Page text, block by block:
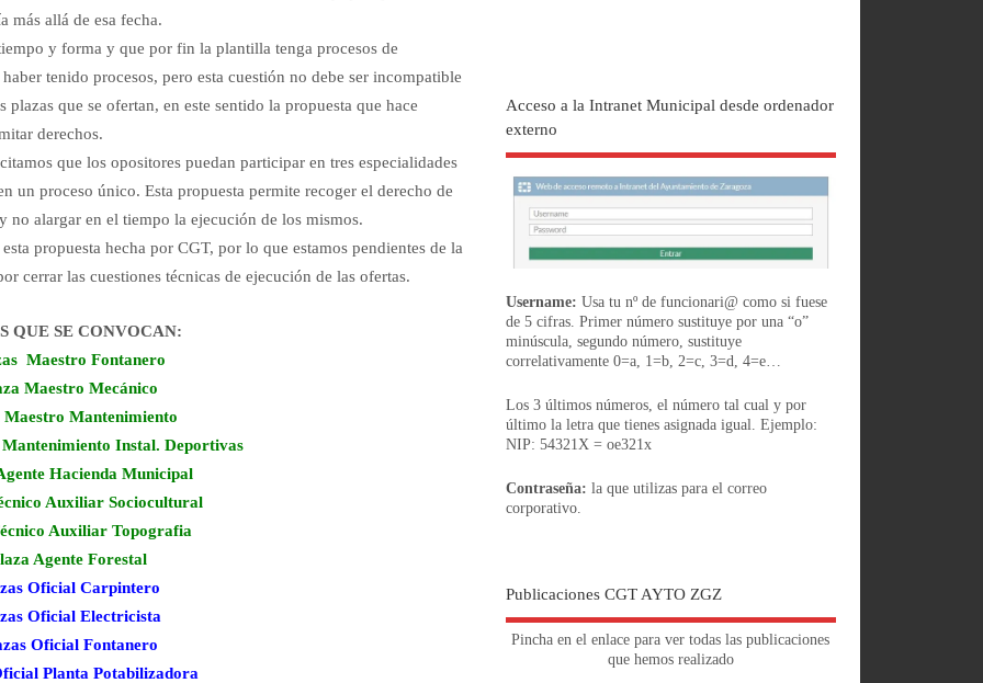
más allá de esa fecha.
y forma y que por fin la plantilla tenga procesos de
tenido procesos, pero esta cuestión no debe ser incompatible
que se ofertan, en este sentido la propuesta que hace
derechos.
que los opositores puedan participar en tres especialidades
un proceso único. Esta propuesta permite recoger el derecho de
no alargar en el tiempo la ejecución de los mismos.
propuesta hecha por CGT, por lo que estamos pendientes de la
cerrar las cuestiones técnicas de ejecución de las ofertas.
QUE SE CONVOCAN:
Maestro Fontanero
Maestro Mecánico
Maestro Mantenimiento
Instal. Deportivas
Hacienda Municipal
Auxiliar Sociocultural
Auxiliar Topografia
Agente Forestal
Oficial Carpintero
Oficial Electricista
Oficial Fontanero
Planta Potabilizadora
Acceso a la Intranet Municipal desde ordenador
externo
Username: Usa tu nº de funcionari@ como si fuese
de 5 cifras. Primer número sustituye por una “o”
minúscula, segundo número, sustituye
correlativamente 0=a, 1=b, 2=c, 3=d, 4=e…
Los 3 últimos números, el número tal cual y por
último la letra que tienes asignada igual. Ejemplo:
NIP: 54321X = oe321x
Contraseña: la que utilizas para el correo
corporativo.
Publicaciones CGT AYTO ZGZ
Pincha en el enlace para ver todas las publicaciones
que hemos realizado